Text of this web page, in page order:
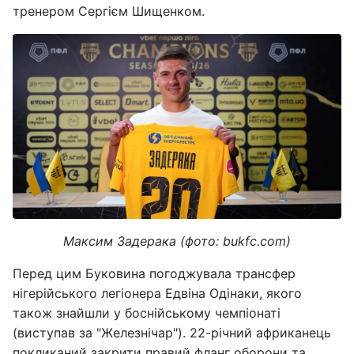
тренером Сергієм Шищенком.
Максим Задерака (фото: bukfc.com)
Перед цим Буковина погоджувала трансфер
нігерійського легіонера Едвіна Одінаки, якого
також знайшли у боснійському чемпіонаті
(виступав за "Железнічар"). 22-річний африканець